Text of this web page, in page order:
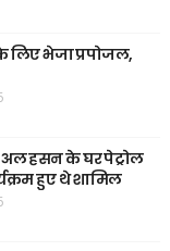
लिए भेजा प्रपोजल,
अल हसन के घर पेट्रोल
हुए थे शामिल